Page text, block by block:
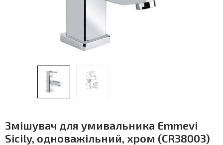
Змішувач для умивальника Emmevi
Sicily, одноважільний, хром (CR38003)